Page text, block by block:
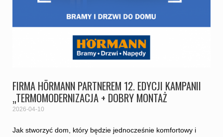
FIRMA HÖRMANN PARTNEREM 12. EDYCJI KAMPANII
„TERMOMODERNIZACJA + DOBRY MONTAŻ
2026-04-10
Jak stworzyć dom, który będzie jednocześnie komfortowy i